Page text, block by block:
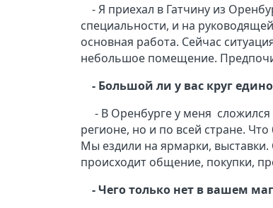
- Я приехал в Гатчину из
специальности, и на
основная работа. Сейчас
небольшое помещение.
- Большой ли у вас круг
- В Оренбурге у меня
регионе, но и по всей стране.
Мы ездили на ярмарки,
происходит общение, покупки,
- Чего только нет в вашем